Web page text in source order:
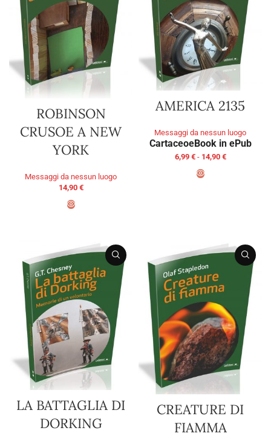
ROBINSON
CRUSOE A NEW
YORK
Messaggi da nessun luogo
14,90 €
AMERICA 2135
Messaggi da nessun luogo
CartaceoeBook in ePub
6,99 € - 14,90 €
LA BATTAGLIA DI
DORKING
CREATURE DI
FIAMMA